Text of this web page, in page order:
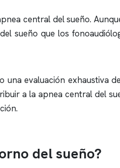
central del sueño.
sueño que los
evaluación exhaustiva
a la apneacentral del
del sueño?